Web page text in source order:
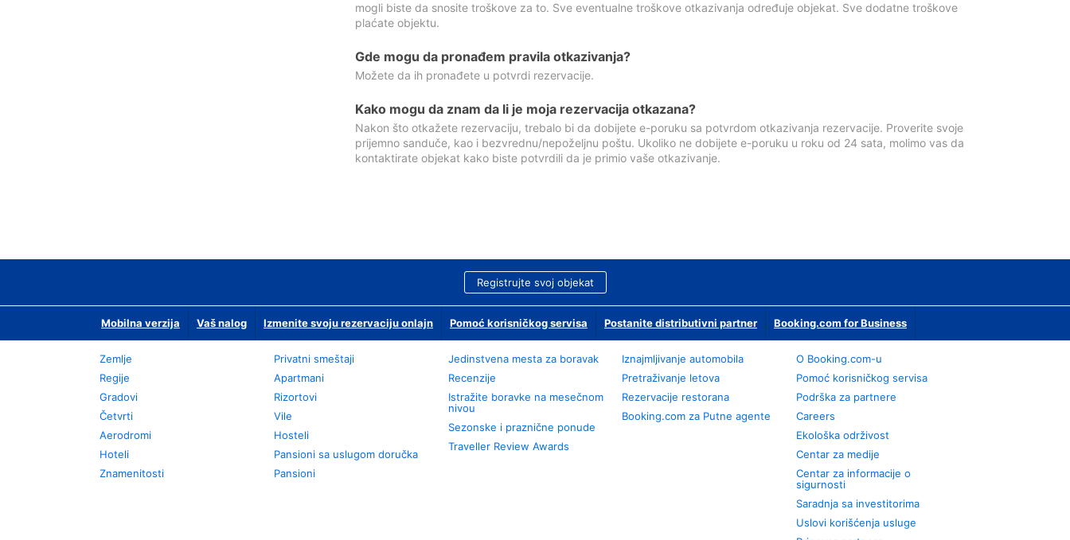
mogli biste da snosite troškove za to. Sve eventualne troškove otkazivanja određuje objekat. Sve dodatne troškove
plaćate objektu.
Gde mogu da pronađem pravila otkazivanja?
Možete da ih pronađete u potvrdi rezervacije.
Kako mogu da znam da li je moja rezervacija otkazana?
Nakon što otkažete rezervaciju, trebalo bi da dobijete e-poruku sa potvrdom otkazivanja rezervacije. Proverite svoje
prijemno sanduče, kao i bezvrednu/nepoželjnu poštu. Ukoliko ne dobijete e-poruku u roku od 24 sata, molimo vas da
kontaktirate objekat kako biste potvrdili da je primio vaše otkazivanje.
Registrujte svoj objekat
Mobilna verzija Vaš nalog Izmenite svoju rezervaciju onlajn Pomoć korisničkog servisa Postanite distributivni partner Booking.com for Business
Zemlje
Regije
Gradovi
Četvrti
Aerodromi
Hoteli
Znamenitosti
Privatni smeštaji
Apartmani
Rizortovi
Vile
Hosteli
Pansioni sa uslugom doručka
Pansioni
Jedinstvena mesta za boravak
Recenzije
Istražite boravke na mesečnom
nivou
Sezonske i praznične ponude
Traveller Review Awards
Iznajmljivanje automobila
Pretraživanje letova
Rezervacije restorana
Booking.com za Putne agente
О Booking.com-u
Pomoć korisničkog servisa
Podrška za partnere
Careers
Ekološka održivost
Centar za medije
Centar za informacije o
sigurnosti
Saradnja sa investitorima
Uslovi korišćenja usluge